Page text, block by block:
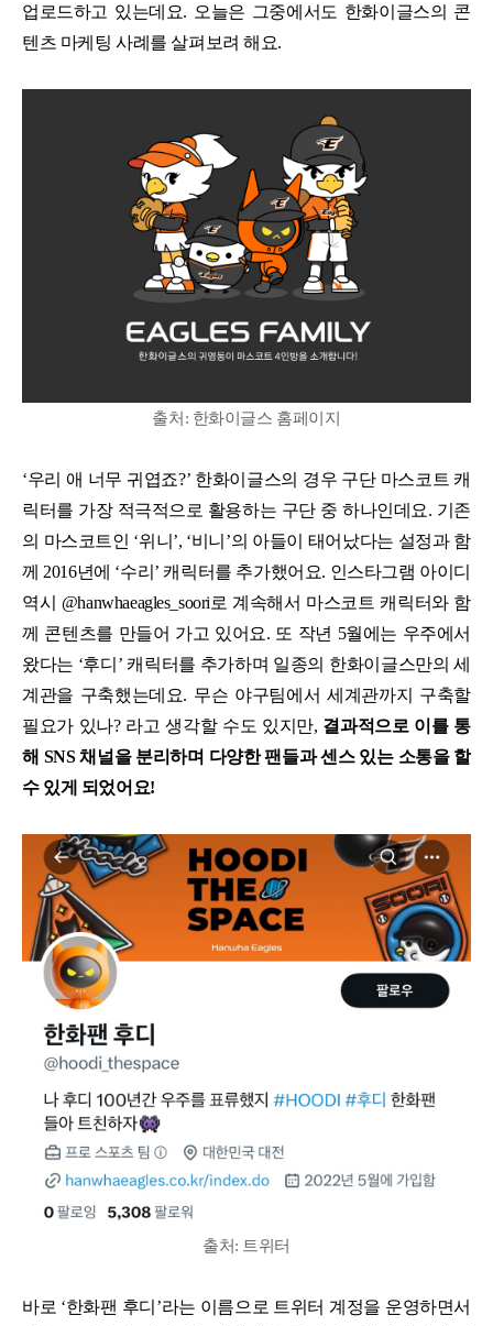
업로드하고 있는데요. 오늘은 그중에서도 한화이글스의 콘
텐츠 마케팅 사례를 살펴보려 해요.
출처: 한화이글스 홈페이지
‘우리 애 너무 귀엽죠?’ 한화이글스의 경우 구단 마스코트 캐
릭터를 가장 적극적으로 활용하는 구단 중 하나인데요. 기존
의 마스코트인 ‘위니’, ‘비니’의 아들이 태어났다는 설정과 함
께 2016년에 ‘수리’ 캐릭터를 추가했어요. 인스타그램 아이디
역시 @hanwhaeagles_soori로 계속해서 마스코트 캐릭터와 함
께 콘텐츠를 만들어 가고 있어요. 또 작년 5월에는 우주에서
왔다는 ‘후디’ 캐릭터를 추가하며 일종의 한화이글스만의 세
계관을 구축했는데요. 무슨 야구팀에서 세계관까지 구축할
필요가 있나? 라고 생각할 수도 있지만, 결과적으로 이를 통
해 SNS 채널을 분리하며 다양한 팬들과 센스 있는 소통을 할
수 있게 되었어요!
출처: 트위터
바로 ‘한화팬 후디’라는 이름으로 트위터 계정을 운영하면서